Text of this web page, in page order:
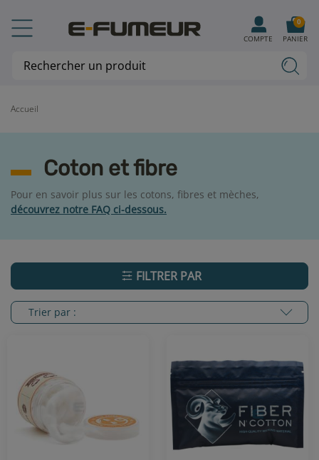
Accueil
Coton et fibre
Pour en savoir plus sur les cotons, fibres et mèches,
découvrez notre FAQ ci-dessous.
FILTRER PAR
Trier par :
COMPTE PANIER
0